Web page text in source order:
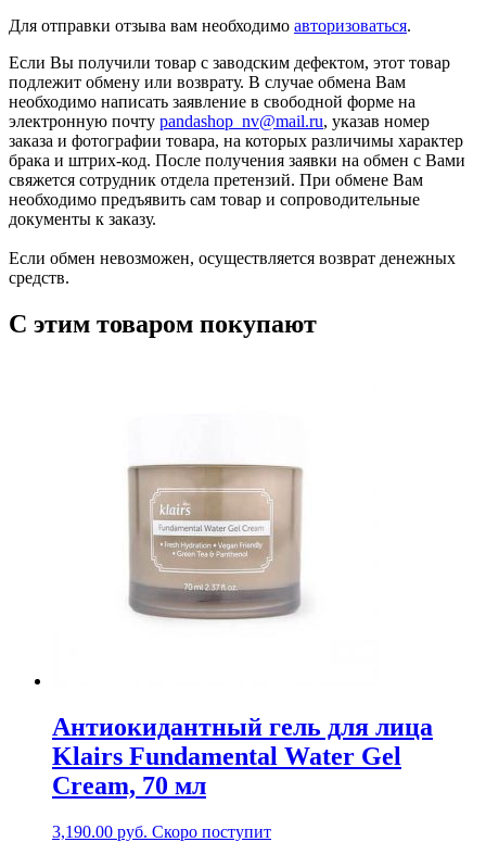
Для отправки отзыва вам необходимо авторизоваться.
Если Вы получили товар с заводским дефектом, этот товар
подлежит обмену или возврату. В случае обмена Вам
необходимо написать заявление в свободной форме на
электронную почту pandashop_nv@mail.ru, указав номер
заказа и фотографии товара, на которых различимы характер
брака и штрих-код. После получения заявки на обмен с Вами
свяжется сотрудник отдела претензий. При обмене Вам
необходимо предъявить сам товар и сопроводительные
документы к заказу.
Если обмен невозможен, осуществляется возврат денежных
средств.
С этим товаром покупают
Антиокидантный гель для лица
Klairs Fundamental Water Gel
Cream, 70 мл
3,190.00 руб. Скоро поступит